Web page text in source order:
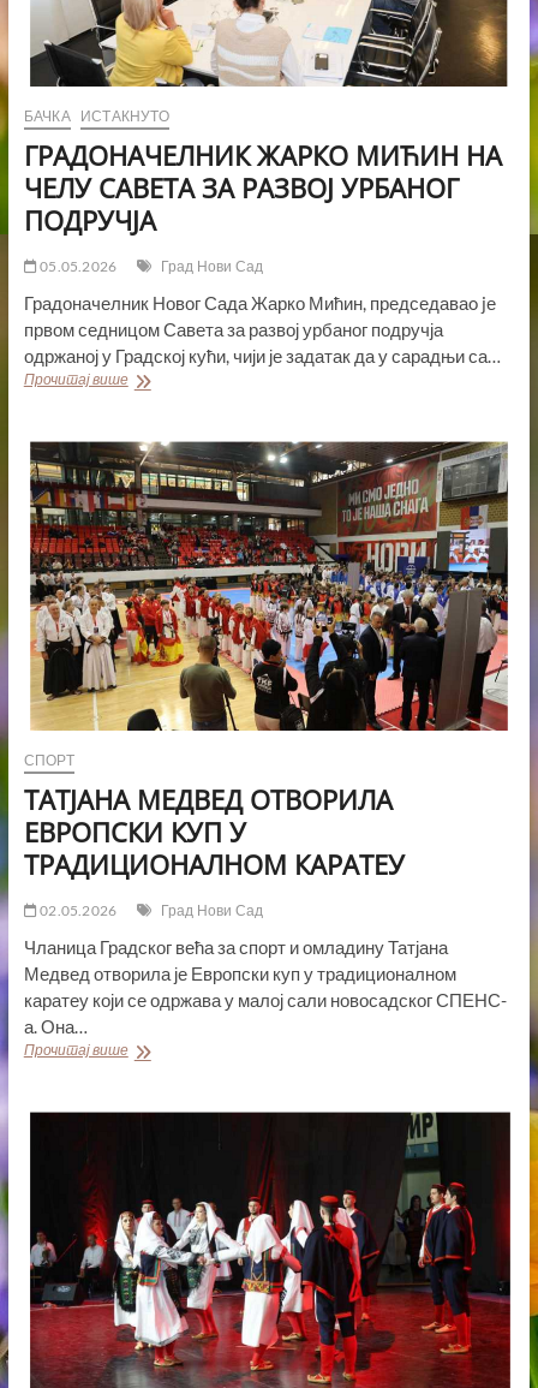
БАЧКА ИСТАКНУТО
ГРАДОНАЧЕЛНИК ЖАРКО МИЋИН НА
ЧЕЛУ САВЕТА ЗА РАЗВОЈ УРБАНОГ
ПОДРУЧЈА
05.05.2026 Град Нови Сад
Градоначелник Новог Сада Жарко Мићин, председаваo jе
првом седницом Савета за развој урбаног подручја
одржаној у Градској кући, чији је задатак да у сарадњи са…
Прочитај вишеГРАДОНАЧЕЛНИК
НА
ЧЕЛУ
САВЕТА
ЗА
РАЗВОЈ
УРБАНОГ
ПОДРУЧЈА
СПОРТ
ТАТЈАНА МЕДВЕД ОТВОРИЛА
ЕВРОПСКИ КУП У
ТРАДИЦИОНАЛНОМ КАРАТЕУ
02.05.2026 Град Нови Сад
Чланица Градског већа за спорт и омладину Татјана
Медвед отворила је Европски куп у традиционалном
каратеу који се одржава у малој сали новосадског СПЕНС-
а. Она…
Прочитај вишеТАТЈАНА
ЕВРОПСКИ
ТРАДИЦИОНАЛНОМ
КАРАТЕУ